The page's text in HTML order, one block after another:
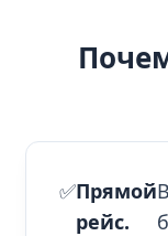
✅Прямой
рейс.